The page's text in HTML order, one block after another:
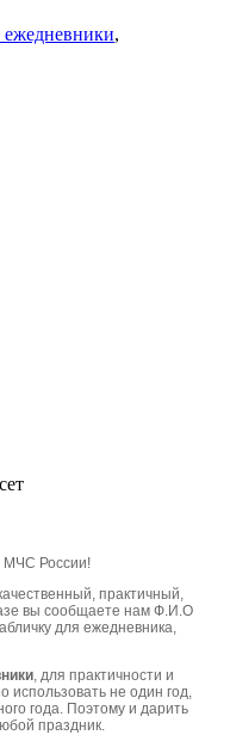
,
МЧС России!
практичный,
вы сообщаете нам Ф.И.О
для ежедневника,
, для практичности и
использовать не один год,
года. Поэтому и дарить
праздник.